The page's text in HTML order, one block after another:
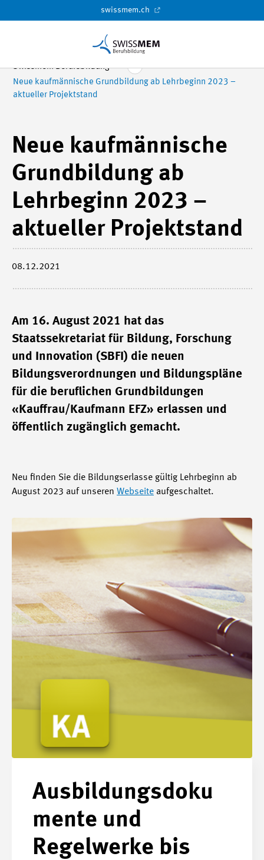
swissmem.ch
Swissmem Berufsbildung
Neue kaufmännische Grundbildung ab Lehrbeginn 2023 –
aktueller Projektstand
Neue kaufmännische
Grundbildung ab
Lehrbeginn 2023 –
aktueller Projektstand
08.12.2021
Am 16. August 2021 hat das
Staatssekretariat für Bildung, Forschung
und Innovation (SBFI) die neuen
Bildungsverordnungen und Bildungspläne
für die beruflichen Grundbildungen
«Kauffrau/Kaufmann EFZ» erlassen und
öffentlich zugänglich gemacht.
Neu finden Sie die Bildungserlasse gültig Lehrbeginn ab
August 2023 auf unseren Webseite aufgeschaltet.
Ausbildungsdoku
mente und
Regelwerke bis